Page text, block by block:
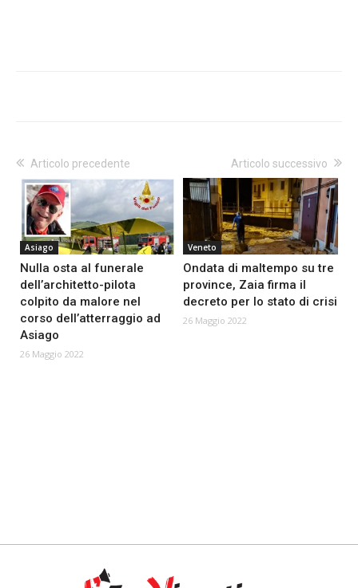
Articolo precedente
Asiago
Nulla osta al funerale
dell’architetto-pilota
colpito da malore nel
corso dell’atterraggio ad
Asiago
26 Maggio 2022
Articolo successivo
Veneto
Ondata di maltempo su tre
province, Zaia firma il
decreto per lo stato di crisi
26 Maggio 2022